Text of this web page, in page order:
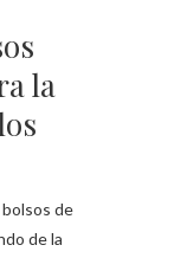
la
de
de la